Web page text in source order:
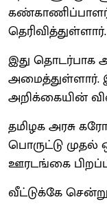
கண்காணிப்பாளர்
தெரிவித்துள்ளார்.
இது தொடர்பாக
அமைத்துள்ளார்.
அறிக்கையின்
தமிழக அரசு
பொருட்டு முதல்
ஊரடங்கை
வீட்டுக்கே